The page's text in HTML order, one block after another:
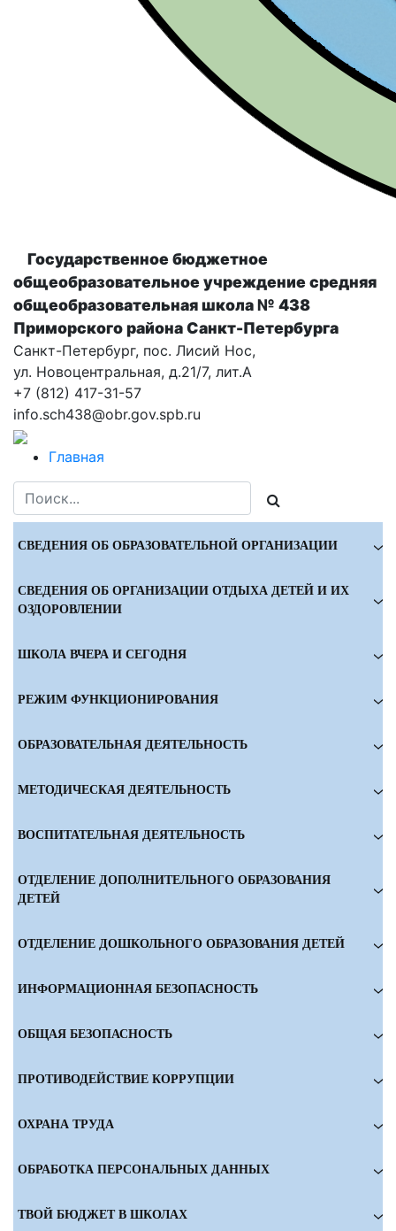
Государственное бюджетное
общеобразовательное учреждение cредняя
общеобразовательная школа № 438
Приморского района Санкт-Петербурга
Санкт-Петербург, пос. Лисий Нос,
ул. Новоцентральная, д.21/7, лит.А
+7 (812) 417-31-57
info.sch438@obr.gov.spb.ru
Главная
СВЕДЕНИЯ ОБ ОБРАЗОВАТЕЛЬНОЙ ОРГАНИЗАЦИИ
СВЕДЕНИЯ ОБ ОРГАНИЗАЦИИ ОТДЫХА ДЕТЕЙ И ИХ
ОЗДОРОВЛЕНИИ
ШКОЛА ВЧЕРА И СЕГОДНЯ
РЕЖИМ ФУНКЦИОНИРОВАНИЯ
ОБРАЗОВАТЕЛЬНАЯ ДЕЯТЕЛЬНОСТЬ
МЕТОДИЧЕСКАЯ ДЕЯТЕЛЬНОСТЬ
ВОСПИТАТЕЛЬНАЯ ДЕЯТЕЛЬНОСТЬ
ОТДЕЛЕНИЕ ДОПОЛНИТЕЛЬНОГО ОБРАЗОВАНИЯ
ДЕТЕЙ
ОТДЕЛЕНИЕ ДОШКОЛЬНОГО ОБРАЗОВАНИЯ ДЕТЕЙ
ИНФОРМАЦИОННАЯ БЕЗОПАСНОСТЬ
ОБЩАЯ БЕЗОПАСНОСТЬ
ПРОТИВОДЕЙСТВИЕ КОРРУПЦИИ
ОХРАНА ТРУДА
ОБРАБОТКА ПЕРСОНАЛЬНЫХ ДАННЫХ
ТВОЙ БЮДЖЕТ В ШКОЛАХ